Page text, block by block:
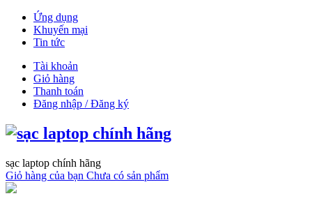
Ứng dụng
Khuyến mại
Tin tức
Tài khoản
Giỏ hàng
Thanh toán
Đăng nhập / Đăng ký
sạc laptop chính hãng
Giỏ hàng của bạn Chưa có sản phẩm